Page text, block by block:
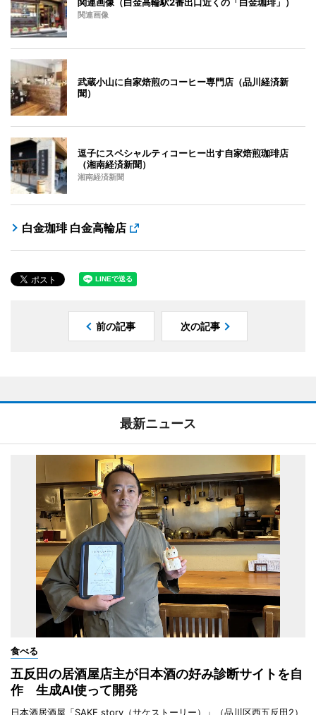
関連画像
武蔵小山に自家焙煎のコーヒー専門店（品川経済新
聞）
逗子にスペシャルティコーヒー出す自家焙煎珈琲店
（湘南経済新聞）
湘南経済新聞
白金珈琲 白金高輪店
前の記事 次の記事
最新ニュース
食べる
五反田の居酒屋店主が日本酒の好み診断サイトを自
作 生成AI使って開発
日本酒居酒屋「SAKE story（サケストーリー）」（品川区西五反田2）